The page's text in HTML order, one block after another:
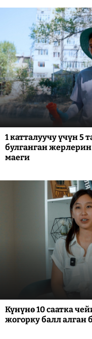
1 катталуучу үчүн
булганган
маеги
Күнүнө 10 саатка
жогорку балл алган